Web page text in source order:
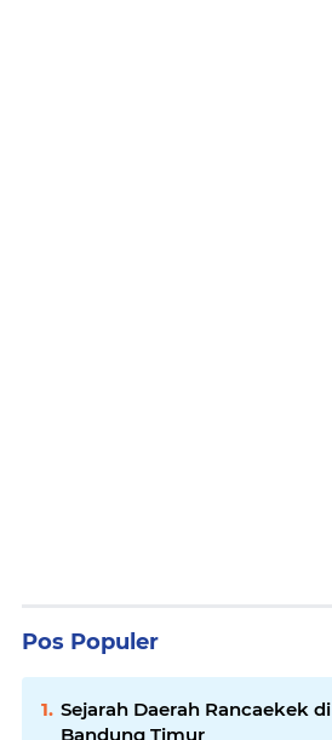
Pos Populer
Sejarah Daerah Rancaekek di
Bandung Timur